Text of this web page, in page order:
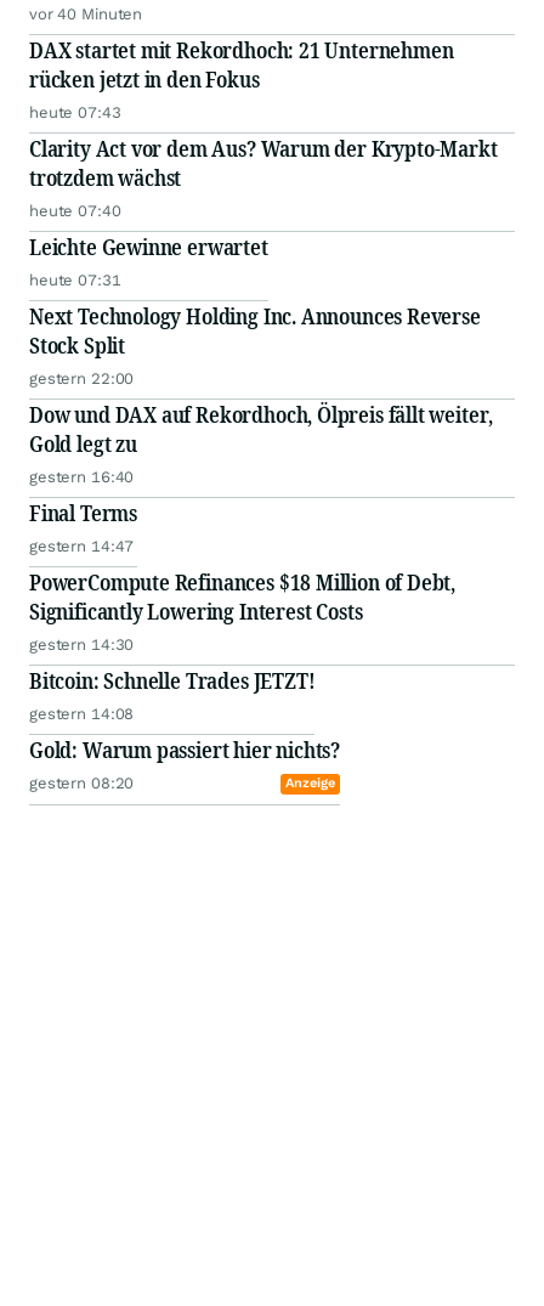
vor 40 Minuten
DAX startet mit Rekordhoch: 21 Unternehmen
rücken jetzt in den Fokus
heute 07:43
Clarity Act vor dem Aus? Warum der Krypto-Markt
trotzdem wächst
heute 07:40
Leichte Gewinne erwartet
heute 07:31
Next Technology Holding Inc. Announces Reverse
Stock Split
gestern 22:00
Dow und DAX auf Rekordhoch, Ölpreis fällt weiter,
Gold legt zu
gestern 16:40
Final Terms
gestern 14:47
PowerCompute Refinances $18 Million of Debt,
Significantly Lowering Interest Costs
gestern 14:30
Bitcoin: Schnelle Trades JETZT!
gestern 14:08
Gold: Warum passiert hier nichts?
gestern 08:20 Anzeige